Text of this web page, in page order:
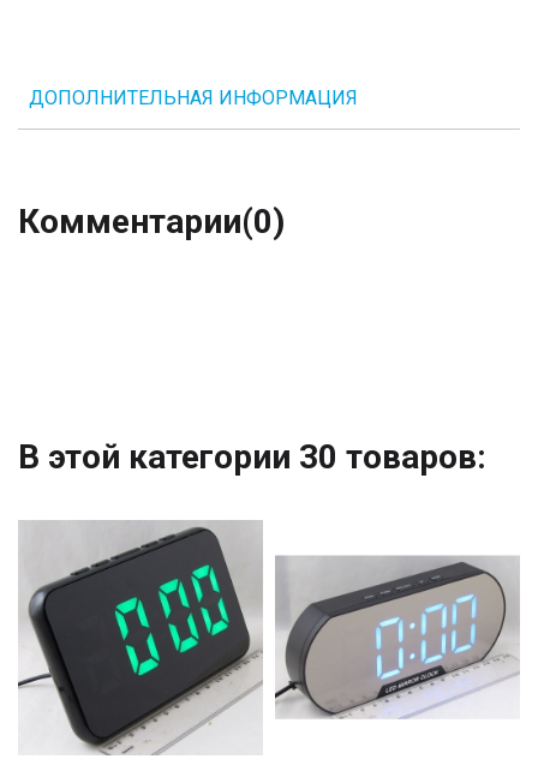
ДОПОЛНИТЕЛЬНАЯ ИНФОРМАЦИЯ
Комментарии(0)
В этой категории 30 товаров: